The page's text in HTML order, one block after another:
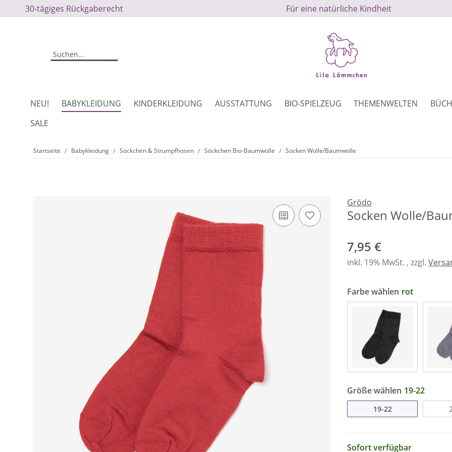
30-tägiges Rückgaberecht Für eine natürliche Kindheit
NEU! BABYKLEIDUNG KINDERKLEIDUNG AUSSTATTUNG BIO-SPIELZEUG THEMENWELTEN
SALE
Startseite Babykleidung Söckchen & Strumpfhosen Söckchen Bio-Baumwolle Socken Wolle/Baumwolle
Grödo
Socken Wolle/
7,95 €
inkl. 19% MwSt. , zzgl.
Farbe wählen rot
Größe wählen 19-22
19-22
Sofort verfügbar